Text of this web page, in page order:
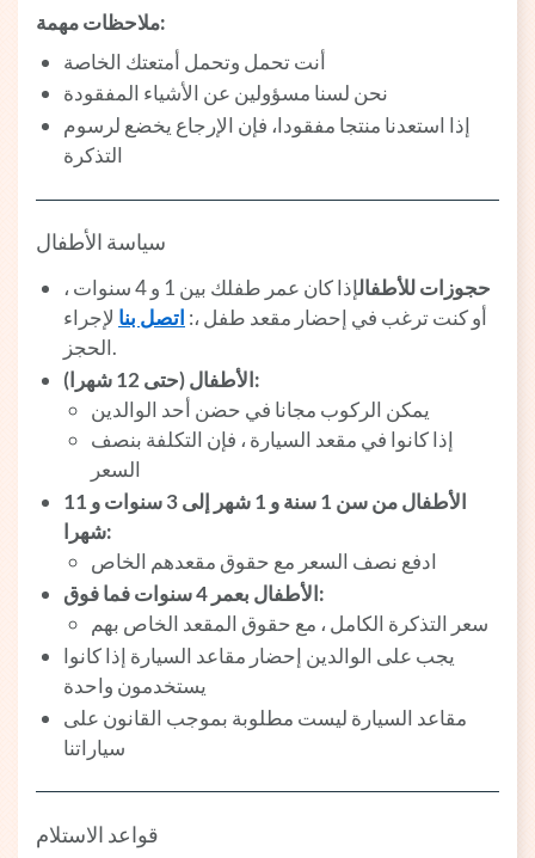
ملاحظات مهمة:
أنت تحمل وتحمل أمتعتك الخاصة
نحن لسنا مسؤولين عن الأشياء المفقودة
إذا استعدنا منتجا مفقودا، فإن الإرجاع يخضع لرسوم
التذكرة
سياسة الأطفال
حجوزات للأطفال
إذا كان عمر طفلك بين 1 و 4 سنوات ،
أو كنت ترغب في إحضار مقعد طفل ،: اتصل بنا لإجراء
الحجز.
الأطفال (حتى 12 شهرا):
يمكن الركوب مجانا في حضن أحد الوالدين
إذا كانوا في مقعد السيارة ، فإن التكلفة بنصف
السعر
الأطفال من سن 1 سنة و 1 شهر إلى 3 سنوات و 11
شهرا:
ادفع نصف السعر مع حقوق مقعدهم الخاص
الأطفال بعمر 4 سنوات فما فوق:
سعر التذكرة الكامل ، مع حقوق المقعد الخاص بهم
يجب على الوالدين إحضار مقاعد السيارة إذا كانوا
يستخدمون واحدة
مقاعد السيارة ليست مطلوبة بموجب القانون على
سياراتنا
قواعد الاستلام